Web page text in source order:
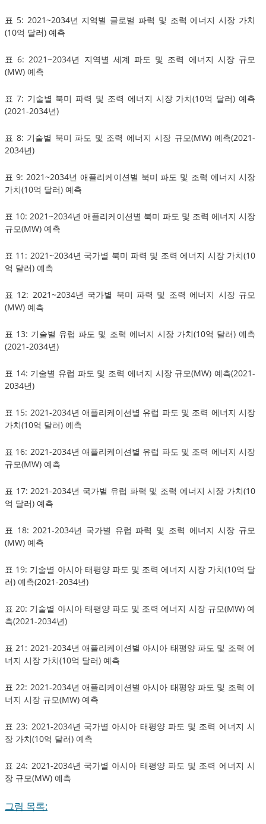
표 5: 2021~2034년 지역별 글로벌 파력 및 조력 에너지 시장 가치
(10억 달러) 예측
표 6: 2021~2034년 지역별 세계 파도 및 조력 에너지 시장 규모
(MW) 예측
표 7: 기술별 북미 파력 및 조력 에너지 시장 가치(10억 달러) 예측
(2021-2034년)
표 8: 기술별 북미 파도 및 조력 에너지 시장 규모(MW) 예측(2021-
2034년)
표 9: 2021~2034년 애플리케이션별 북미 파도 및 조력 에너지 시장
가치(10억 달러) 예측
표 10: 2021~2034년 애플리케이션별 북미 파도 및 조력 에너지 시장
규모(MW) 예측
표 11: 2021~2034년 국가별 북미 파력 및 조력 에너지 시장 가치(10
억 달러) 예측
표 12: 2021~2034년 국가별 북미 파력 및 조력 에너지 시장 규모
(MW) 예측
표 13: 기술별 유럽 파도 및 조력 에너지 시장 가치(10억 달러) 예측
(2021-2034년)
표 14: 기술별 유럽 파도 및 조력 에너지 시장 규모(MW) 예측(2021-
2034년)
표 15: 2021-2034년 애플리케이션별 유럽 파도 및 조력 에너지 시장
가치(10억 달러) 예측
표 16: 2021-2034년 애플리케이션별 유럽 파도 및 조력 에너지 시장
규모(MW) 예측
표 17: 2021-2034년 국가별 유럽 파력 및 조력 에너지 시장 가치(10
억 달러) 예측
표 18: 2021-2034년 국가별 유럽 파력 및 조력 에너지 시장 규모
(MW) 예측
표 19: 기술별 아시아 태평양 파도 및 조력 에너지 시장 가치(10억 달
러) 예측(2021-2034년)
표 20: 기술별 아시아 태평양 파도 및 조력 에너지 시장 규모(MW) 예
측(2021-2034년)
표 21: 2021-2034년 애플리케이션별 아시아 태평양 파도 및 조력 에
너지 시장 가치(10억 달러) 예측
표 22: 2021-2034년 애플리케이션별 아시아 태평양 파도 및 조력 에
너지 시장 규모(MW) 예측
표 23: 2021-2034년 국가별 아시아 태평양 파도 및 조력 에너지 시
장 가치(10억 달러) 예측
표 24: 2021-2034년 국가별 아시아 태평양 파도 및 조력 에너지 시
장 규모(MW) 예측
그림 목록: